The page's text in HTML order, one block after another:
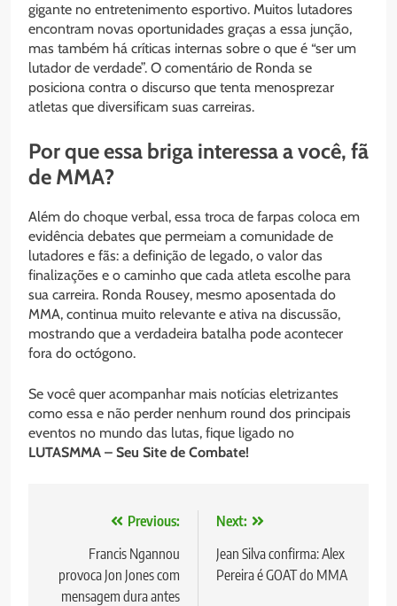
gigante no entretenimento esportivo. Muitos lutadores
encontram novas oportunidades graças a essa junção,
mas também há críticas internas sobre o que é “ser um
lutador de verdade”. O comentário de Ronda se
posiciona contra o discurso que tenta menosprezar
atletas que diversificam suas carreiras.
Por que essa briga interessa a você, fã
de MMA?
Além do choque verbal, essa troca de farpas coloca em
evidência debates que permeiam a comunidade de
lutadores e fãs: a definição de legado, o valor das
finalizações e o caminho que cada atleta escolhe para
sua carreira. Ronda Rousey, mesmo aposentada do
MMA, continua muito relevante e ativa na discussão,
mostrando que a verdadeira batalha pode acontecer
fora do octógono.
Se você quer acompanhar mais notícias eletrizantes
como essa e não perder nenhum round dos principais
eventos no mundo das lutas, fique ligado no
LUTASMMA – Seu Site de Combate!
Navegação
Post
Previous:
Francis Ngannou
provoca Jon Jones com
mensagem dura antes
Next:
Jean Silva confirma: Alex
Pereira é GOAT do MMA